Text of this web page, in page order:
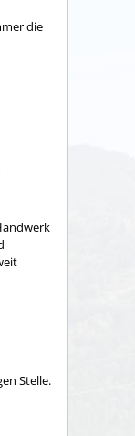
die
Stelle.